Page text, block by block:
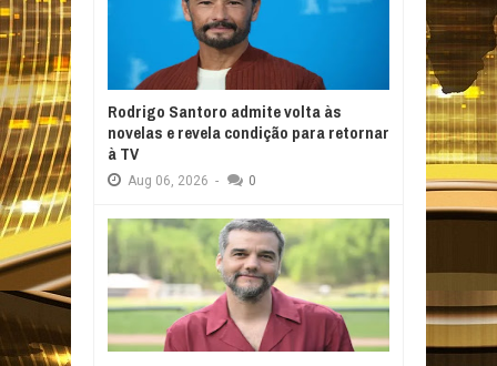
Rodrigo Santoro admite volta às
novelas e revela condição para retornar
à TV
Aug 06, 2026 - 0